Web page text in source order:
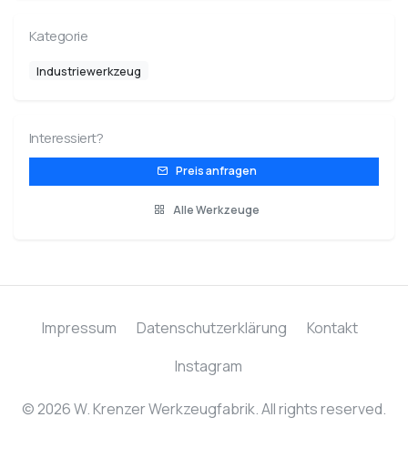
Kategorie
Industriewerkzeug
Interessiert?
Preis anfragen
Alle Werkzeuge
Impressum Datenschutzerklärung
Kontakt
Instagram
© 2026 W. Krenzer Werkzeugfabrik. All rights reserved.